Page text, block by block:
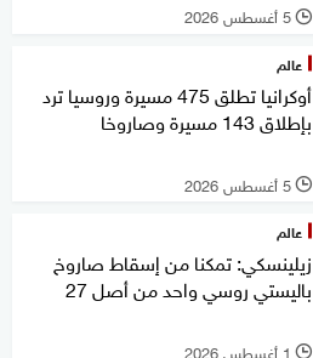
l 5 أغسطس 2026
عالم
أوكرانيا تطلق 475 مسيرة وروسيا ترد
بإطلاق 143 مسيرة وصاروخا
l 5 أغسطس 2026
عالم
زيلينسكي: تمكنا من إسقاط صاروخ
باليستي روسي واحد من أصل 27
l 1 أغسطس 2026